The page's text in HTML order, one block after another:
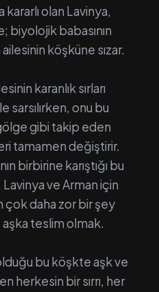
olan Lavinya,
biyolojik babasının
köşküne sızar.
karanlık sırları
sarsılırken, onu bu
gibi takip eden
tamamen değiştirir.
birbirine karıştığı bu
ve Arman için
daha zor bir şey
aşka teslim olmak.
bu köşkte aşk ve
herkesin bir sırrı, her